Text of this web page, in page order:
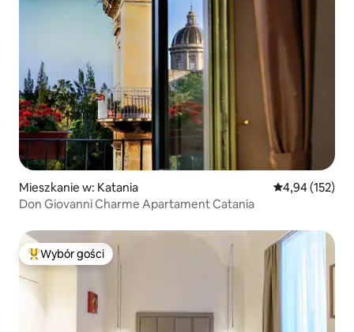
Mieszkanie w: Katania Średnia
4,94 (152)
Don Giovanni Charme Apartament Catania
Najpopularniejsze z kategorii Wybór gości
Wybór gości